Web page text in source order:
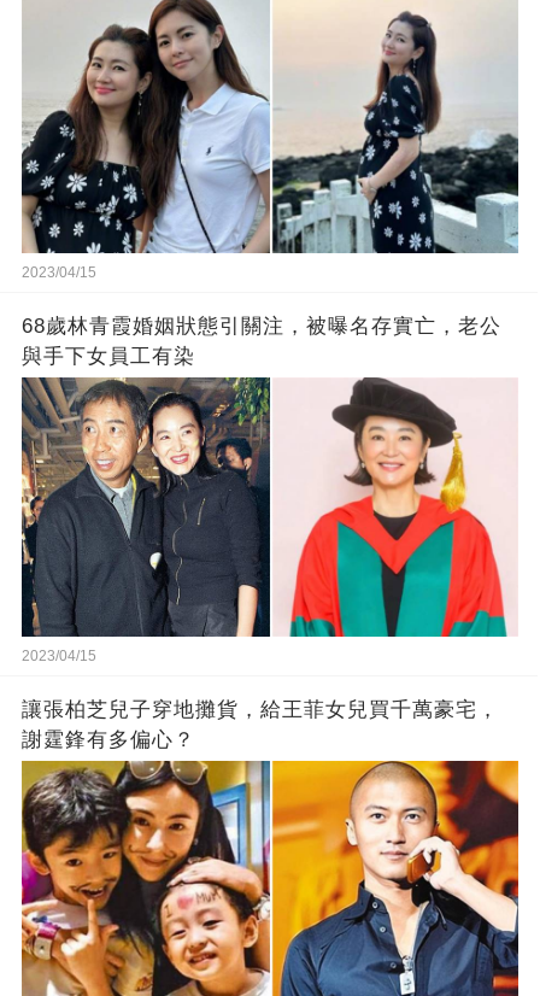
2023/04/15
68歲林青霞婚姻狀態引關注，被曝名存實亡，老公
與手下女員工有染
2023/04/15
讓張柏芝兒子穿地攤貨，給王菲女兒買千萬豪宅，
謝霆鋒有多偏心？